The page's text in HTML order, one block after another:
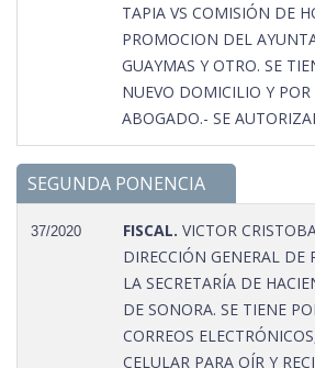
TAPIA VS COMISIÓN DE
PROMOCION DEL
GUAYMAS Y OTRO. SE
NUEVO DOMICILIO Y
ABOGADO.- SE
SEGUNDA PONENCIA
37/2020 FISCAL. VICTOR
DIRECCIÓN GENERAL DE
LA SECRETARÍA DE
DE SONORA. SE TIENE
CORREOS
CELULAR PARA OÍR Y